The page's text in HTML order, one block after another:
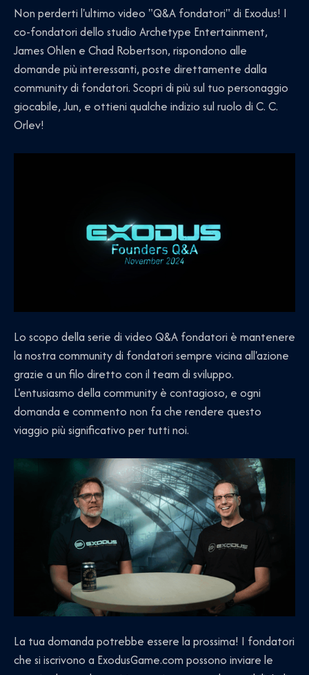
Non perderti l'ultimo video "Q&A fondatori" di Exodus! I
co-fondatori dello studio Archetype Entertainment,
James Ohlen e Chad Robertson, rispondono alle
domande più interessanti, poste direttamente dalla
community di fondatori. Scopri di più sul tuo personaggio
giocabile, Jun, e ottieni qualche indizio sul ruolo di C. C.
Orlev!
Lo scopo della serie di video Q&A fondatori è mantenere
la nostra community di fondatori sempre vicina all'azione
grazie a un filo diretto con il team di sviluppo.
L'entusiasmo della community è contagioso, e ogni
domanda e commento non fa che rendere questo
viaggio più significativo per tutti noi.
La tua domanda potrebbe essere la prossima! I fondatori
che si iscrivono a ExodusGame.com possono inviare le